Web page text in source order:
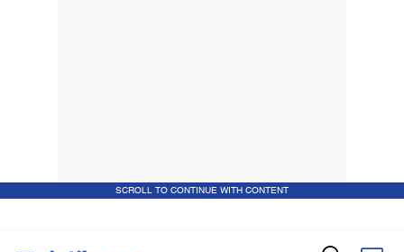
SCROLL TO CONTINUE WITH CONTENT